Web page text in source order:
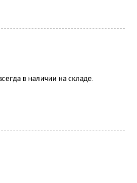
в наличии на складе.